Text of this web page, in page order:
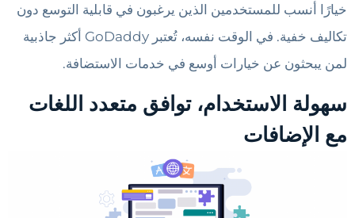
خيارًا أنسب للمستخدمين الذين يرغبون في قابلية التوسع دون
تكاليف خفية. في الوقت نفسه، تُعتبر GoDaddy أكثر جاذبية
لمن يبحثون عن خيارات أوسع في خدمات الاستضافة.
سهولة الاستخدام، توافق متعدد اللغات
مع الإضافات